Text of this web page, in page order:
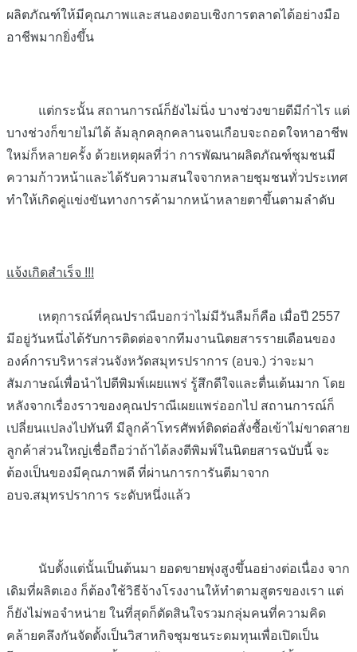
ผลิตภัณฑ์ให้มีคุณภาพและสนองตอบเชิงการตลาดได้อย่างมือ
อาชีพมากยิ่งขึ้น
แต่กระนั้น สถานการณ์ก็ยังไม่นิ่ง บางช่วงขายดีมีกำไร แต่
บางช่วงก็ขายไม่ได้ ล้มลุกคลุกคลานจนเกือบจะถอดใจหาอาชีพ
ใหม่ก็หลายครั้ง ด้วยเหตุผลที่ว่า การพัฒนาผลิตภัณฑ์ชุมชนมี
ความก้าวหน้าและได้รับความสนใจจากหลายชุมชนทั่วประเทศ
ทำให้เกิดคู่แข่งขันทางการค้ามากหน้าหลายตาขึ้นตามลำดับ
แจ้งเกิดสำเร็จ !!!
เหตุการณ์ที่คุณปราณีบอกว่าไม่มีวันลืมก็คือ เมื่อปี 2557
มีอยู่วันหนึ่งได้รับการติดต่อจากทีมงานนิตยสารรายเดือนของ
องค์การบริหารส่วนจังหวัดสมุทรปราการ (อบจ.) ว่าจะมา
สัมภาษณ์เพื่อนำไปตีพิมพ์เผยแพร่ รู้สึกดีใจและตื่นเต้นมาก โดย
หลังจากเรื่องราวของคุณปราณีเผยแพร่ออกไป สถานการณ์ก็
เปลี่ยนแปลงไปทันที มีลูกค้าโทรศัพท์ติดต่อสั่งซื้อเข้าไม่ขาดสาย
ลูกค้าส่วนใหญ่เชื่อถือว่าถ้าได้ลงตีพิมพ์ในนิตยสารฉบับนี้ จะ
ต้องเป็นของมีคุณภาพดี ที่ผ่านการการันตีมาจาก
อบจ.สมุทรปราการ ระดับหนึ่งแล้ว
นับตั้งแต่นั้นเป็นต้นมา ยอดขายพุ่งสูงขึ้นอย่างต่อเนื่อง จาก
เดิมที่ผลิตเอง ก็ต้องใช้วิธีจ้างโรงงานให้ทำตามสูตรของเรา แต่
ก็ยังไม่พอจำหน่าย ในที่สุดก็ตัดสินใจรวมกลุ่มคนที่ความคิด
คล้ายคลึงกันจัดตั้งเป็นวิสาหกิจชุมชนระดมทุนเพื่อเปิดเป็น